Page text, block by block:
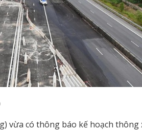
vừa có thông báo kế hoạch thông